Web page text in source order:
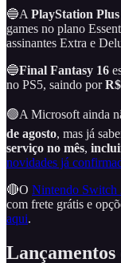
🔵A PlayStation
games no plano
assinantes Extra e
🔵Final Fantasy 16
no PS5, saindo por
🟢A Microsoft ainda
de agosto, mas já
serviço no mês,
novidades já
🔴O Nintendo Switch
com frete grátis e
aqui.
Lançamentos